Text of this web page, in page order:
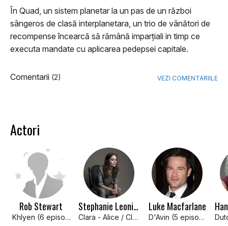
În Quad, un sistem planetar la un pas de un război
sângeros de clasă interplanetara, un trio de vânători de
recompense încearcă să rămână imparțiali in timp ce
executa mandate cu aplicarea pedepsei capitale.
Comentarii (2) VEZI COMENTARIILE
Actori
Rob Stewart
Khlyen (6 episodes, 2015)
Stephanie Leonidas
Clara - Alice / Clara
Luke Macfarlane
D'Avin (5 episodes, 2015)